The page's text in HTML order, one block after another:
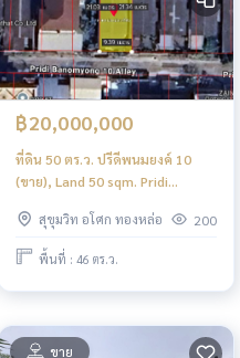
฿20,000,000
ที่ดิน 50 ตร.ว. ปรีดีพนมยงค์ 10
(ขาย), Land 50 sqm. Pridi
NS015สุขุมวิท อโศก ทองหล่อ 200
พื้นที่ : 46 ตร.ว.
ขาย